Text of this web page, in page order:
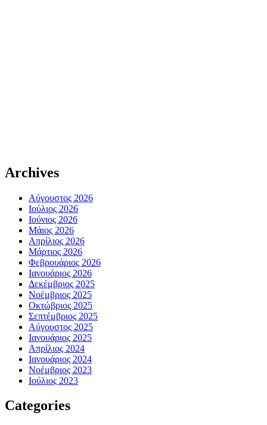
Archives
Αύγουστος 2026
Ιούλιος 2026
Ιούνιος 2026
Μάιος 2026
Απρίλιος 2026
Μάρτιος 2026
Φεβρουάριος 2026
Ιανουάριος 2026
Δεκέμβριος 2025
Νοέμβριος 2025
Οκτώβριος 2025
Σεπτέμβριος 2025
Αύγουστος 2025
Ιανουάριος 2025
Απρίλιος 2024
Ιανουάριος 2024
Νοέμβριος 2023
Ιούλιος 2023
Categories